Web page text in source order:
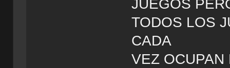
JUEGOS
TODOS LOS
CADA
VEZ OCUPAN